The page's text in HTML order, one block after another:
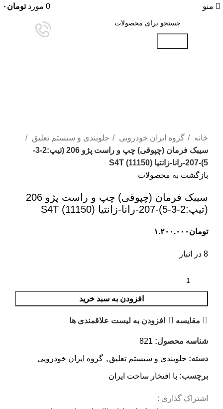
منو 0 مورد تومان ۰
خانه گروه ایران خودرویی
جلوبندی و سیستم تعلیق
سیبک فرمان (چپوقی) چپ و راست پژو 206 (تیپ:2-3-
5)-207-رانا-زانتیا S4T (11150)
بازگشت به محصولات
سیبک فرمان (چپوقی) چپ و راست پژو 206
(تیپ:2-3-5)-207-رانا-زانتیا S4T (11150)
تومان ۱.۲۰۰.۰۰۰
8 در انبار
افزودن به سبد خرید
مقایسه افزودن به لیست علاقمندی ها
شناسه محصول: 821
دسته: جلوبندی و سیستم تعلیق , گروه ایران خودرویی
برچسب: با افتخار ساخت ایران
اشتراک گذاری :